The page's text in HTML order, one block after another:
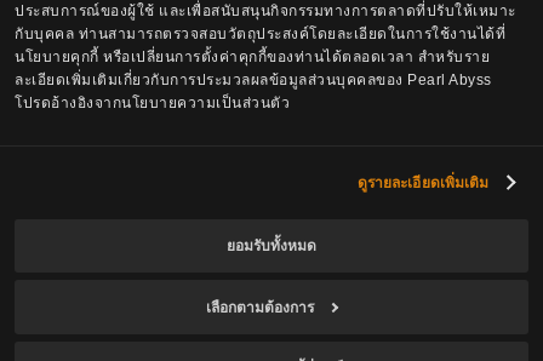
ประสบการณ์ของผู้ใช้ และเพื่อสนับสนุนกิจกรรมทางการตลาดที่ปรับให้เหมาะ
กับบุคคล ท่านสามารถตรวจสอบวัตถุประสงค์โดยละเอียดในการใช้งานได้ที่
นโยบายคุกกี้ หรือเปลี่ยนการตั้งค่าคุกกี้ของท่านได้ตลอดเวลา สำหรับราย
ละเอียดเพิ่มเติมเกี่ยวกับการประมวลผลข้อมูลส่วนบุคคลของ Pearl Abyss
โปรดอ้างอิงจากนโยบายความเป็นส่วนตัว
ดูรายละเอียดเพิ่มเติม
ยอมรับทั้งหมด
เลือกตามต้องการ